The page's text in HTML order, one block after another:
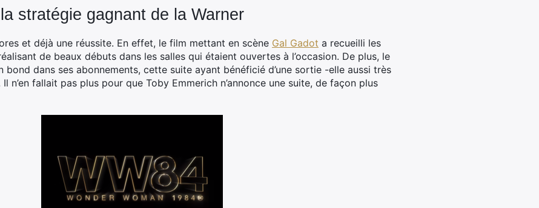
stratégie gagnant de la Warner
et déjà une réussite. En effet, le film mettant en scène Gal Gadot a recueilli les
de beaux débuts dans les salles qui étaient ouvertes à l’occasion. De plus, le
bond dans ses abonnements, cette suite ayant bénéficié d’une sortie -elle aussi très
n’en fallait pas plus pour que Toby Emmerich n’annonce une suite, de façon plus